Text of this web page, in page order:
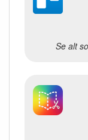
Se alt